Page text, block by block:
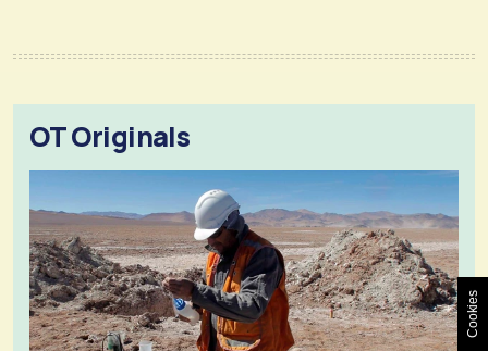
OT Originals
Cookies